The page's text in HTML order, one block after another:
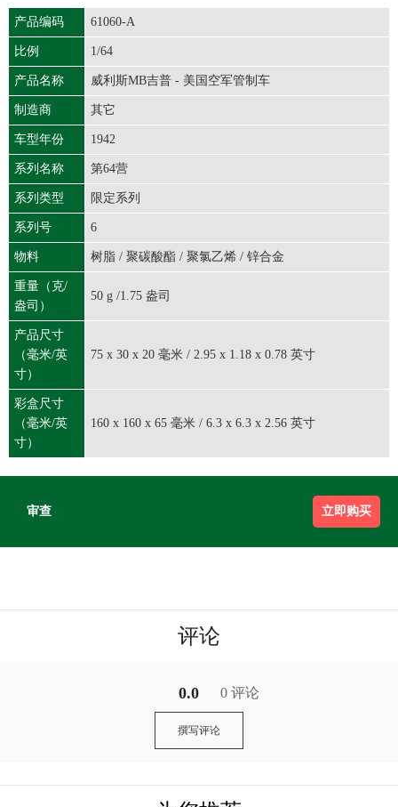
产品编码 61060-A
比例 1/64
产品名称 威利斯MB吉普 - 美国空军管制车
制造商 其它
车型年份 1942
系列名称 第64营
系列类型 限定系列
系列号 6
物料 树脂 / 聚碳酸酯 / 聚氯乙烯 / 锌合金
重量（克/
盎司）
50 g /1.75 盎司
产品尺寸
（毫米/英
寸）
75 x 30 x 20 毫米 / 2.95 x 1.18 x 0.78 英寸
彩盒尺寸
（毫米/英
寸）
160 x 160 x 65 毫米 / 6.3 x 6.3 x 2.56 英寸
审查 立即购买
评论
0.0 0 评论
撰写评论